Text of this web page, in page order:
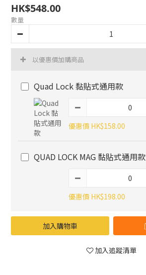
HK$548.00
數量
以優惠價加購商品
Quad Lock 黏貼式通用款
優惠價 HK$158.00
QUAD LOCK MAG 黏貼式通用款
優惠價 HK$198.00
加入購物車
加入追蹤清單